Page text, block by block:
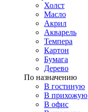
Холст
Масло
Акрил
Акварель
Темпера
Картон
Бумага
Дерево
По назначению
В гостиную
В прихожую
В офис